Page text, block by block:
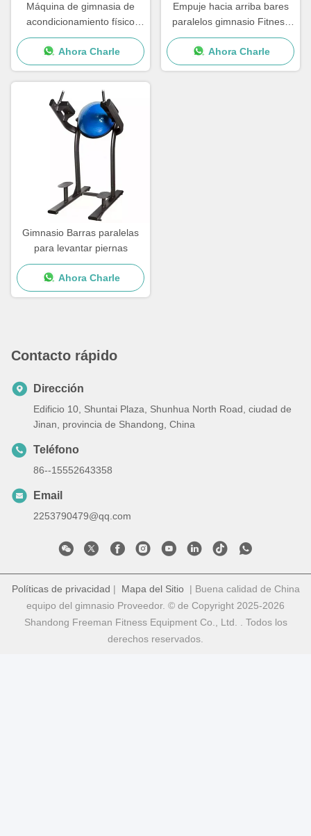
Máquina de gimnasia de
acondicionamiento físico
bastidor de pared elevación
de pesas bastidores de
energía montado en pared
Ahora Charle
Empuje hacia arriba bares
paralelos gimnasio Fitness
Empuje hacia arriba Dip
Station Bar
Ahora Charle
Gimnasio Barras paralelas
para levantar piernas
Ahora Charle
Contacto rápido
Dirección
Edificio 10, Shuntai Plaza, Shunhua North Road, ciudad de
Jinan, provincia de Shandong, China
Teléfono
86--15552643358
Email
2253790479@qq.com
Políticas de privacidad | Mapa del Sitio| Buena calidad de China
equipo del gimnasio Proveedor. © de Copyright 2025-2026
Shandong Freeman Fitness Equipment Co., Ltd. . Todos los
derechos reservados.